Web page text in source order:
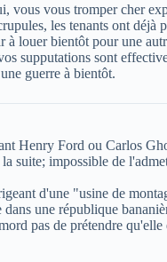
vous vous tromper cher
les tenants ont déjà
à louer bientôt pour une
supputations sont
guerre à bientôt.
Henry Ford ou Carlos
suite; impossible de
d'une "usine de
une république
pas de prétendre